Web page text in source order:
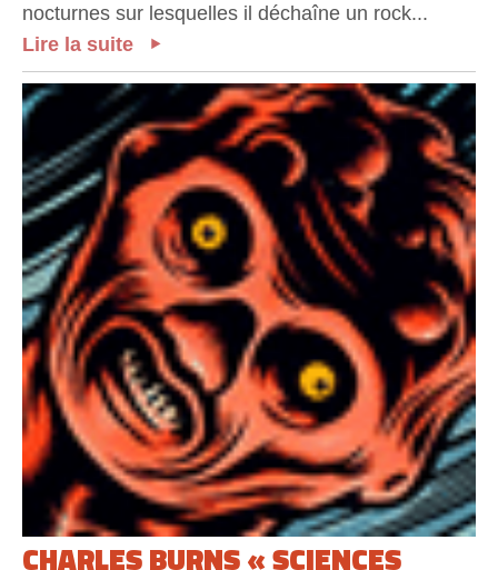
nocturnes sur lesquelles il déchaîne un rock...
Lire la suite
CHARLES BURNS « SCIENCES